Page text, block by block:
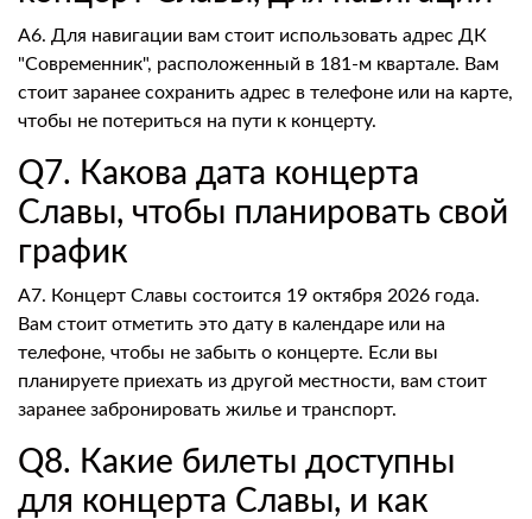
A6. Для навигации вам стоит использовать адрес ДК
"Современник", расположенный в 181-м квартале. Вам
стоит заранее сохранить адрес в телефоне или на карте,
чтобы не потериться на пути к концерту.
Q7. Какова дата концерта
Славы, чтобы планировать свой
график
A7. Концерт Славы состоится 19 октября 2026 года.
Вам стоит отметить это дату в календаре или на
телефоне, чтобы не забыть о концерте. Если вы
планируете приехать из другой местности, вам стоит
заранее забронировать жилье и транспорт.
Q8. Какие билеты доступны
для концерта Славы, и как